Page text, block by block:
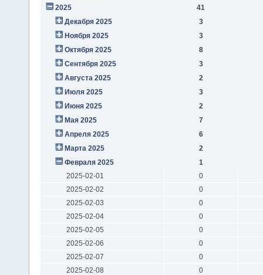
2025
41
Декабря 2025
3
Ноября 2025
3
Октября 2025
8
Сентября 2025
3
Августа 2025
2
Июля 2025
3
Июня 2025
2
Мая 2025
7
Апреля 2025
6
Марта 2025
2
Февраля 2025
1
2025-02-01
0
2025-02-02
0
2025-02-03
0
2025-02-04
0
2025-02-05
0
2025-02-06
0
2025-02-07
0
2025-02-08
0